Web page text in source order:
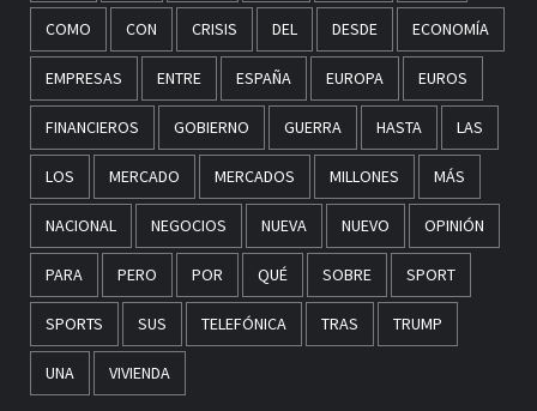
COMO CON CRISIS DEL DESDE ECONOMÍA
EMPRESAS ENTRE ESPAÑA EUROPA EUROS
FINANCIEROS GOBIERNO GUERRA HASTA LAS
LOS MERCADO MERCADOS MILLONES MÁS
NACIONAL NEGOCIOS NUEVA NUEVO OPINIÓN
PARA PERO POR QUÉ SOBRE SPORT
SPORTS SUS TELEFÓNICA TRAS TRUMP
UNA VIVIENDA